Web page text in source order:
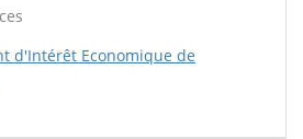
d'Intérêt Economique de